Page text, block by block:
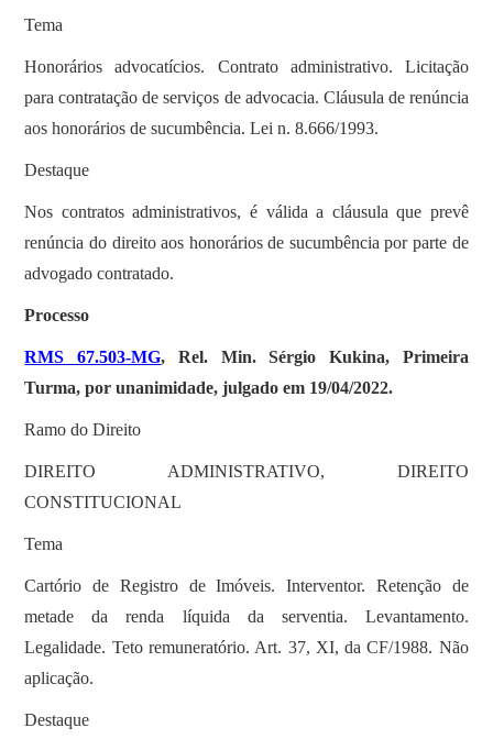
Tema
Honorários advocatícios. Contrato administrativo. Licitação
para contratação de serviços de advocacia. Cláusula de renúncia
aos honorários de sucumbência. Lei n. 8.666/1993.
Destaque
Nos contratos administrativos, é válida a cláusula que prevê
renúncia do direito aos honorários de sucumbência por parte de
advogado contratado.
Processo
RMS 67.503-MG, Rel. Min. Sérgio Kukina, Primeira
Turma, por unanimidade, julgado em 19/04/2022.
Ramo do Direito
DIREITO ADMINISTRATIVO, DIREITO
CONSTITUCIONAL
Tema
Cartório de Registro de Imóveis. Interventor. Retenção de
metade da renda líquida da serventia. Levantamento.
Legalidade. Teto remuneratório. Art. 37, XI, da CF/1988. Não
aplicação.
Destaque